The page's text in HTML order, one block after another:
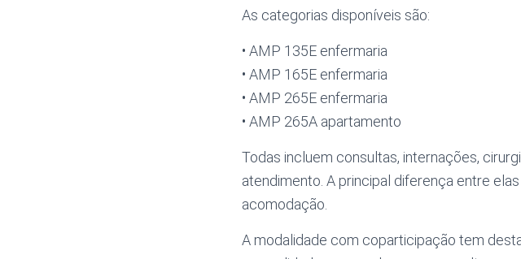
As categorias disponíveis são:
• AMP 135E enfermaria
• AMP 165E enfermaria
• AMP 265E enfermaria
• AMP 265A apartamento
Todas incluem consultas, internações,
atendimento. A principal diferença entre
acomodação.
A modalidade com coparticipação tem